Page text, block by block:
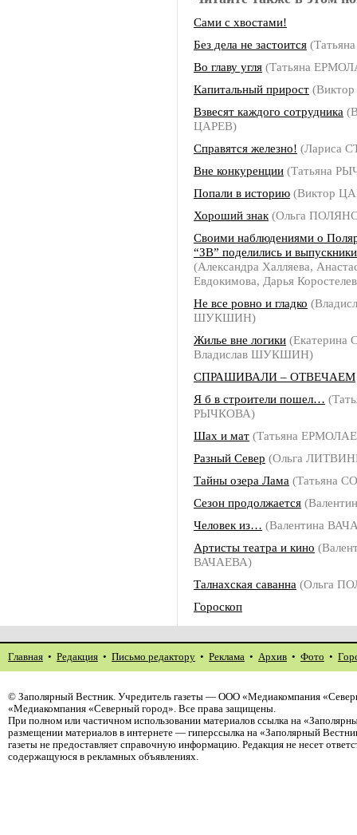
Сами с хвостами!
Без дела не застоится
Во главу угля (Татьяна
Капитальный прирост
Взвесят каждого сотрудника
ЦАРЕВ)
Справятся железно! (Лариса
Вне конкуренции (Татьяна
Попали в историю (Виктор
Хороший знак (Ольга
Своими наблюдениями о
“ЗВ” поделились и
(Александра Халляева,
Евдокимова, Дарья
Не все ровно и гладко
ШУКШИН)
Жилье вне логики
Владислав ШУКШИН)
СПРАШИВАЛИ – ОТВЕЧАЕМ
Я б в строители пошел…
РЫЧКОВА)
Шах и мат (Татьяна
Разный Север (Ольга
Тайны озера Лама (Татьяна
Сезон продолжается
Человек из… (Валентина
Артисты театра и кино
ВАЧАЕВА)
Талнахская саванна (Ольга
Гороскоп
Главная • Редакция • Письмо редактору • Реклама • Архив • Фото •
© Заполярный Вестник. Учредитель газеты — ООО «Медиакомпания
«Медиакомпания «Северный город». Все права защищены.
При полном или частичном использовании материалов ссылка на
размещении материалов в интернете — гиперссылка на «Заполярный
газеты не предоставляет справочную информацию. Редакция не несет
содержащуюся в рекламных объявлениях.